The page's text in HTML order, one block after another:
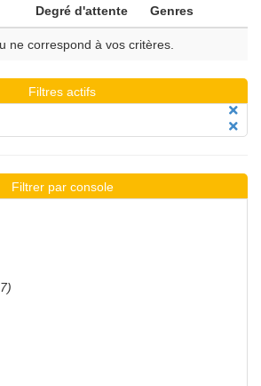
Degré d'attente Genres
ne correspond à vos critères.
Filtres actifs
Filtrer par console